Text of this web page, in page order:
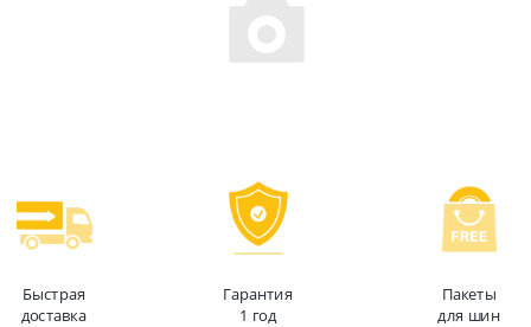
Быстрая
доставка
Гарантия
1 год
Пакеты
для шин